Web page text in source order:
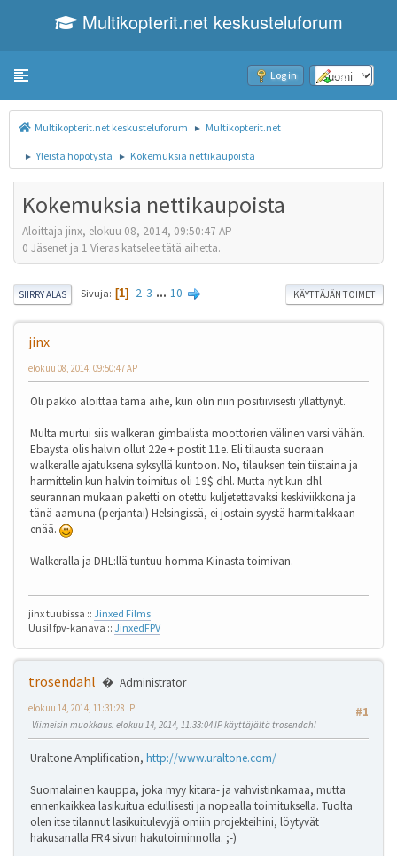
Multikopterit.net keskusteluforum
Toggle navigation Log in Sign up
Multikopterit.net keskusteluforum ► Multikopterit.net
► Yleistä höpötystä ► Kokemuksia nettikaupoista
Kokemuksia nettikaupoista
Aloittaja jinx, elokuu 08, 2014, 09:50:47 AP
0 Jäsenet ja 1 Vieras katselee tätä aihetta.
SIIRRY ALAS Sivuja 1 2 3 ... 10 KÄYTTÄJÄN TOIMET
jinx
elokuu 08, 2014, 09:50:47 AP
Oli pakko aloittaa tämä aihe, kun olin niin positiivisesti yllättynyt.
Multa murtui siis walkeran gimbalista moottorien välinen varsi vähän.
Ebaysta olis halvin ollut 22e + postit 11e. Eli tilausta suoraan
walkeralle ajatuksena syksyllä kuntoon. No, tilauksen tein tiistaina ja
harmittelin kun halvin toimitus oli 19$ dhl. Mutta nyt kun dhl
seurannan mukaan paketti on otettu kuljetettavaksi keskiviikkona ja
tänä aamuna (perjantai) Helsingissä, ei jostain syystä harmitakkaan
enää.
Walkeralla ja DHL:llä tuntuu homma Kiinasta toimivan.
jinx tuubissa :: Jinxed Films
Uusi! fpv-kanava :: JinxedFPV
trosendahl
Administrator
#1
elokuu 14, 2014, 11:31:28 IP
Viimeisin muokkaus: elokuu 14, 2014, 11:33:04 IP käyttäjältä trosendahl
Uraltone Amplification, http://www.uraltone.com/
Suomalainen kauppa, joka myy kitara- ja vahvistinkamaa, mutta
ennenkaikkea lasikuitua edullisesti ja nopealla toimituksella. Tuolta
olen itse tilannut lasikuitulevyjä omiin projekteihini, löytyvät
hakusanalla FR4 sivun hakutoiminnolla. ;-)